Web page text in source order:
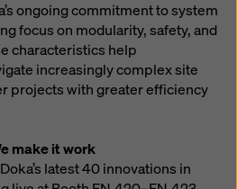
ongoing commitment to system
focus on modularity, safety, and
characteristics help
increasingly complex site
projects with greater efficiency
make it work
latest 40 innovations in